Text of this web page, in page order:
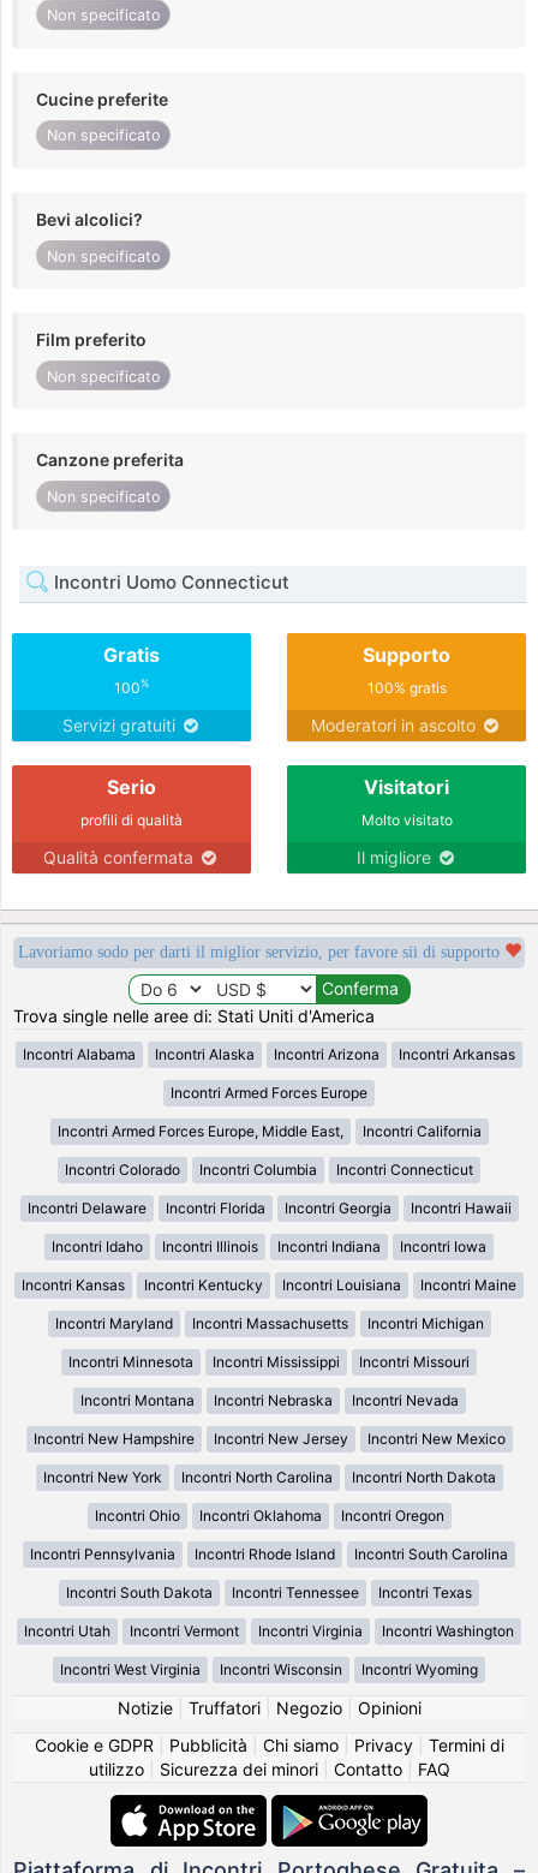
Non specificato
Cucine preferite
Non specificato
Bevi alcolici?
Non specificato
Film preferito
Non specificato
Canzone preferita
Non specificato
Incontri Uomo Connecticut
Gratis
100%
Servizi gratuiti
Supporto
100% gratis
Moderatori in ascolto
Serio
profili di qualità
Qualità confermata
Visitatori
Molto visitato
Il migliore
Lavoriamo sodo per darti il miglior servizio, per favore sii di supporto
Trova single nelle aree di: Stati Uniti d'America
Incontri Alabama Incontri Alaska Incontri Arizona Incontri Arkansas
Incontri Armed Forces Europe
Incontri Armed Forces Europe, Middle East, Incontri California
Incontri Colorado Incontri Columbia Incontri Connecticut
Incontri Delaware Incontri Florida Incontri Georgia Incontri Hawaii
Incontri Idaho Incontri Illinois Incontri Indiana Incontri Iowa
Incontri Kansas Incontri Kentucky Incontri Louisiana Incontri Maine
Incontri Maryland Incontri Massachusetts Incontri Michigan
Incontri Minnesota Incontri Mississippi Incontri Missouri
Incontri Montana Incontri Nebraska Incontri Nevada
Incontri New Hampshire Incontri New Jersey Incontri New Mexico
Incontri New York Incontri North Carolina Incontri North Dakota
Incontri Ohio Incontri Oklahoma Incontri Oregon
Incontri Pennsylvania Incontri Rhode Island Incontri South Carolina
Incontri South Dakota Incontri Tennessee Incontri Texas
Incontri Utah Incontri Vermont Incontri Virginia Incontri Washington
Incontri West Virginia Incontri Wisconsin Incontri Wyoming
Notizie| Truffatori| Negozio| Opinioni
Cookie e GDPR
Pubblicità Chi siamo| Privacy| Termini di
utilizzo| Sicurezza dei minori| Contatto| FAQ